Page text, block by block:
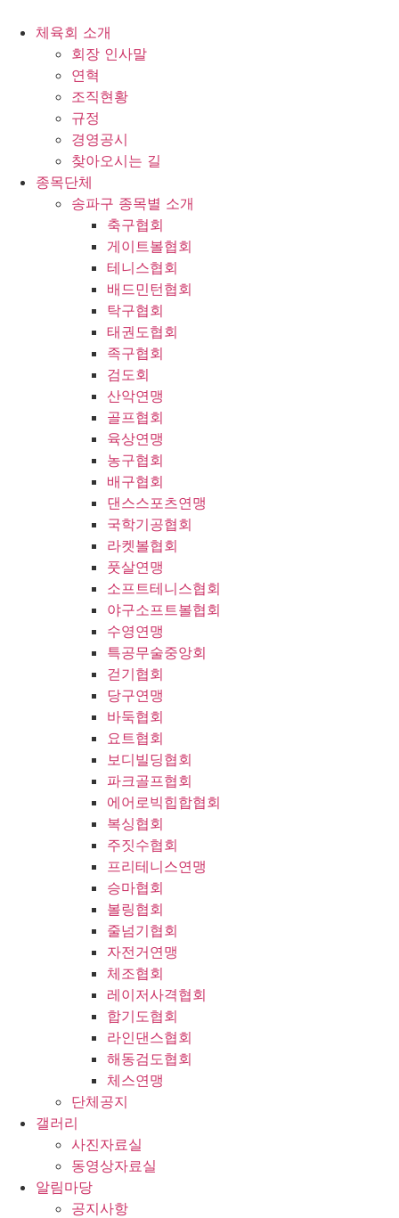
체육회 소개
회장 인사말
연혁
조직현황
규정
경영공시
찾아오시는 길
종목단체
송파구 종목별 소개
축구협회
게이트볼협회
테니스협회
배드민턴협회
탁구협회
태권도협회
족구협회
검도회
산악연맹
골프협회
육상연맹
농구협회
배구협회
댄스스포츠연맹
국학기공협회
라켓볼협회
풋살연맹
소프트테니스협회
야구소프트볼협회
수영연맹
특공무술중앙회
걷기협회
당구연맹
바둑협회
요트협회
보디빌딩협회
파크골프협회
에어로빅힙합협회
복싱협회
주짓수협회
프리테니스연맹
승마협회
볼링협회
줄넘기협회
자전거연맹
체조협회
레이저사격협회
합기도협회
라인댄스협회
해동검도협회
체스연맹
단체공지
갤러리
사진자료실
동영상자료실
알림마당
공지사항